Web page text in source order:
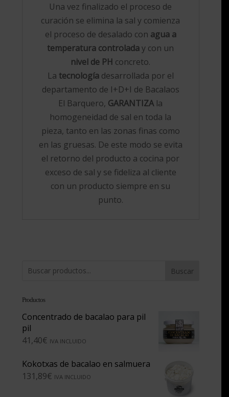
Una vez finalizado el proceso de
curación se elimina la sal y comienza
el proceso de desalado con agua a
temperatura controladay con un
nivel de PH concreto.
La tecnologíadesarrollada por el
departamento de I+D+I de Bacalaos
El Barquero, GARANTIZAla
homogeneidad de sal en toda la
pieza, tanto en las zonas finas como
en las gruesas. De este modo se evita
el retorno del producto a cocina por
exceso de sal y se fideliza al cliente
con un producto siempre en su
punto.
Buscar
Productos
Concentrado de bacalao para pil
pil
41,40€ IVA INCLUIDO
Kokotxas de bacalao en salmuera
131,89€ IVA INCLUIDO